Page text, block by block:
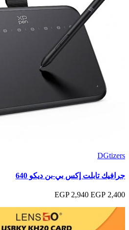
DGtizers
جرافيك تابلت إكس بي-بن ديكو 640
2,400 EGP
2,940 EGP